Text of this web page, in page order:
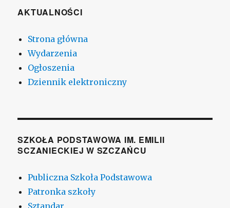
AKTUALNOŚCI
Strona główna
Wydarzenia
Ogłoszenia
Dziennik elektroniczny
SZKOŁA PODSTAWOWA IM. EMILII
SCZANIECKIEJ W SZCZAŃCU
Publiczna Szkoła Podstawowa
Patronka szkoły
Sztandar